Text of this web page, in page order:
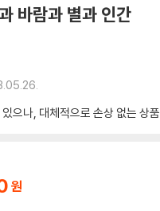
바람과 별과 인간
으나, 대체적으로 손상 없는 상품